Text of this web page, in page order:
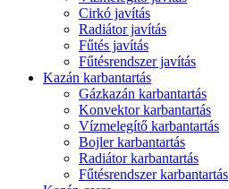
Cirkó javítás
Radiátor javítás
Fűtés javítás
Fűtésrendszer javítás
Kazán karbantartás
Gázkazán karbantartás
Konvektor karbantartás
Vízmelegítő karbantartás
Bojler karbantartás
Radiátor karbantartás
Fűtésrendszer karbantartás